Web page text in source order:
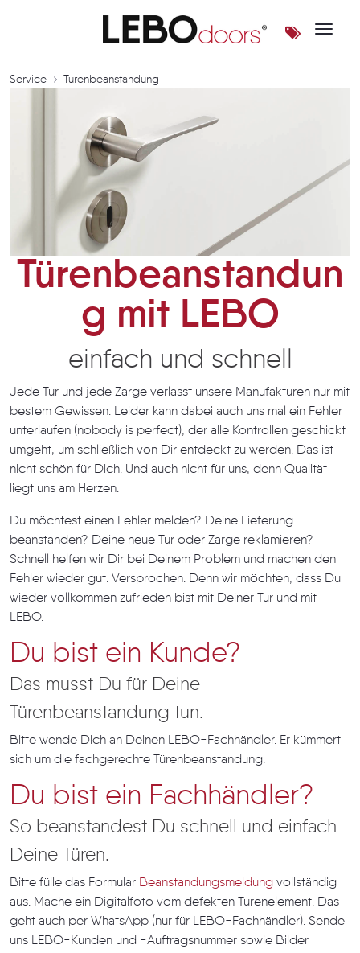
Toggle
Türenbeanstandung |
Service Türenbeanstandung
Türenbeanstandun
g mit LEBO
einfach und schnell
Jede Tür und jede Zarge verlässt unsere Manufakturen nur mit
bestem Gewissen. Leider kann dabei auch uns mal ein Fehler
unterlaufen (nobody is perfect), der alle Kontrollen geschickt
umgeht, um schließlich von Dir entdeckt zu werden. Das ist
nicht schön für Dich. Und auch nicht für uns, denn Qualität
liegt uns am Herzen.
Du möchtest einen Fehler melden? Deine Lieferung
beanstanden? Deine neue Tür oder Zarge reklamieren?
Schnell helfen wir Dir bei Deinem Problem und machen den
Fehler wieder gut. Versprochen. Denn wir möchten, dass Du
wieder vollkommen zufrieden bist mit Deiner Tür und mit
LEBO.
Du bist ein Kunde?
Das musst Du für Deine
Türenbeanstandung tun.
Bitte wende Dich an Deinen LEBO-Fachhändler. Er kümmert
sich um die fachgerechte Türenbeanstandung.
Du bist ein Fachhändler?
So beanstandest Du schnell und einfach
Deine Türen.
Bitte fülle das Formular Beanstandungsmeldung vollständig
aus. Mache ein Digitalfoto vom defekten Türenelement. Das
geht auch per WhatsApp (nur für LEBO-Fachhändler). Sende
uns LEBO-Kunden und -Auftragsnummer sowie Bilder